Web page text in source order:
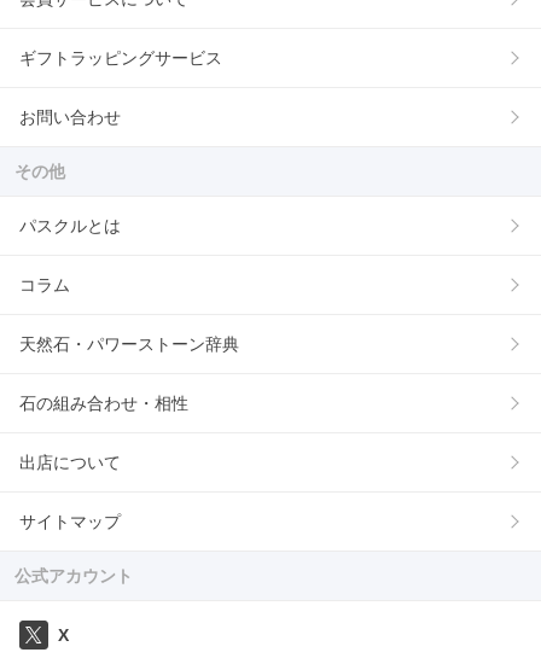
ギフトラッピングサービス
お問い合わせ
その他
パスクルとは
コラム
天然石・パワーストーン辞典
石の組み合わせ・相性
出店について
サイトマップ
公式アカウント
X